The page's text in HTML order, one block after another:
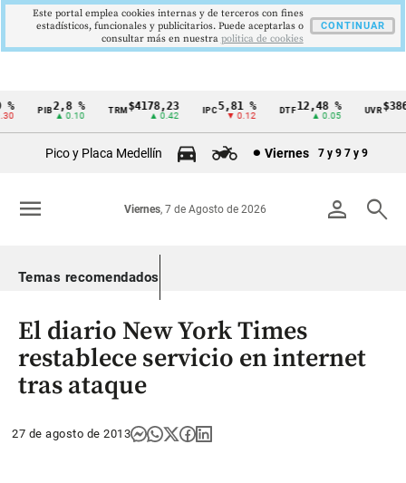
Cintillo
Colombia
PIB2,8 %
▲ 0.10
TRM$4178,23
▲ 0.42
IPC5,81 %
▼ 0.12
DTF12,48 %
▲ 0.05
UVR
Pico y Placa Medellín Viernes 7 y 9 7 y 9
person search
Viernes, 7 de Agosto de 2026
menu
Temas recomendados
El diario New York Times
restablece servicio en internet
tras ataque
27 de agosto de 2013
Este portal emplea cookies internas y de terceros con fines
estadísticos, funcionales y publicitarios. Puede aceptarlas o
consultar más en nuestra politica de cookies
CONTINUAR